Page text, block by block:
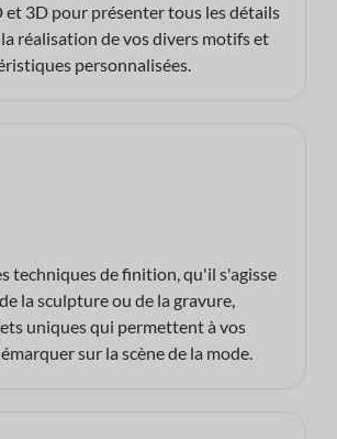
et 3D pour présenter tous les détails
la réalisation de vos divers motifs et
personnalisées.
techniques de finition, qu'il s'agisse
la sculpture ou de la gravure,
uniques qui permettent à vos
sur la scène de la mode.